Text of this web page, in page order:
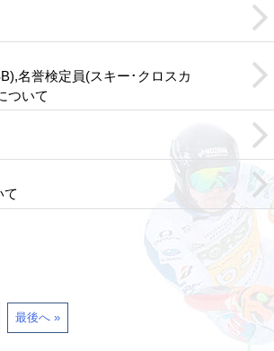
名誉検定員(スキー･クロスカ
ついて
て
最後へ »